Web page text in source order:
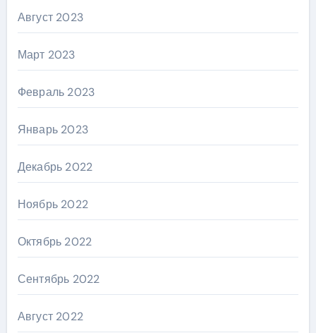
Август 2023
Март 2023
Февраль 2023
Январь 2023
Декабрь 2022
Ноябрь 2022
Октябрь 2022
Сентябрь 2022
Август 2022